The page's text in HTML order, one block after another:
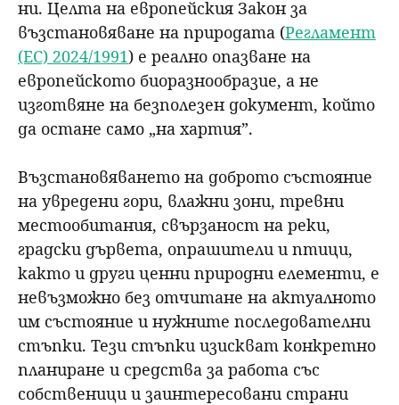
ни. Целта на европейския Закон за
възстановяване на природата (Регламент
(ЕС) 2024/1991) е реално опазване на
европейското биоразнообразие, а не
изготвяне на безполезен документ, който
да остане само „на хартия”.
Възстановяването на доброто състояние
на увредени гори, влажни зони, тревни
местообитания, свързаност на реки,
градски дървета, опрашители и птици,
както и други ценни природни елементи, е
невъзможно без отчитане на актуалното
им състояние и нужните последователни
стъпки. Тези стъпки изискват конкретно
планиране и средства за работа със
собственици и заинтересовани страни